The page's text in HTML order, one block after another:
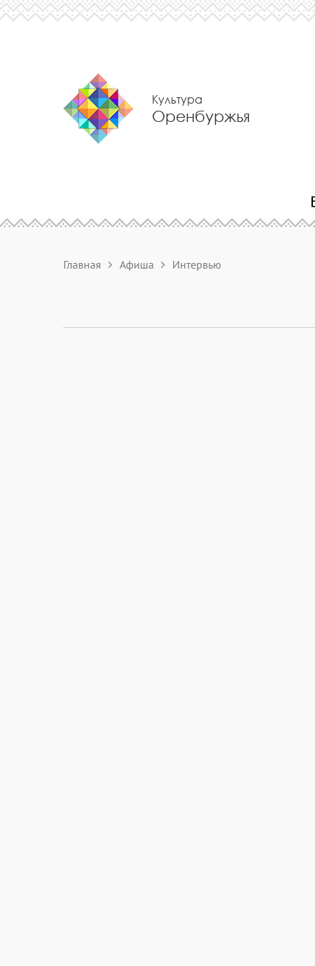
Культура
Оренбуржья
Главная Афиша Интервью